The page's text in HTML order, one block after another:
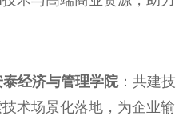
经济与管理学院：共建技
术场景化落地，为企业输